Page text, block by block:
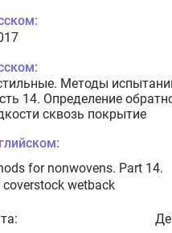
Методы
14. Определение
сквозь покрытие
for nonwovens. Part 14.
wetback